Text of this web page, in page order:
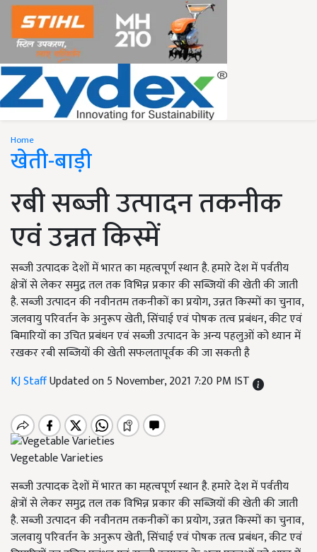
Home
खेती-बाड़ी
रबी सब्जी उत्पादन तकनीक
एवं उन्नत किस्में
सब्जी उत्पादक देशों में भारत का महत्वपूर्ण स्थान है. हमारे देश में पर्वतीय
क्षेत्रों से लेकर समुद्र तल तक विभिन्न प्रकार की सब्जियों की खेती की जाती
है. सब्जी उत्पादन की नवीनतम तकनीकों का प्रयोग, उन्नत किस्मों का चुनाव,
जलवायु परिवर्तन के अनुरूप खेती, सिंचाई एवं पोषक तत्व प्रबंधन, कीट एवं
बिमारियों का उचित प्रबंधन एवं सब्जी उत्पादन के अन्य पहलुओं को ध्यान में
रखकर रबी सब्जियों की खेती सफलतापूर्वक की जा सकती है
KJ StaffUpdated on 5 November, 2021 7:20 PM IST
Vegetable Varieties
सब्जी उत्पादक देशों में भारत का महत्वपूर्ण स्थान है. हमारे देश में पर्वतीय
क्षेत्रों से लेकर समुद्र तल तक विभिन्न प्रकार की सब्जियों की खेती की जाती
है. सब्जी उत्पादन की नवीनतम तकनीकों का प्रयोग, उन्नत किस्मों का चुनाव,
जलवायु परिवर्तन के अनुरूप खेती, सिंचाई एवं पोषक तत्व प्रबंधन, कीट एवं